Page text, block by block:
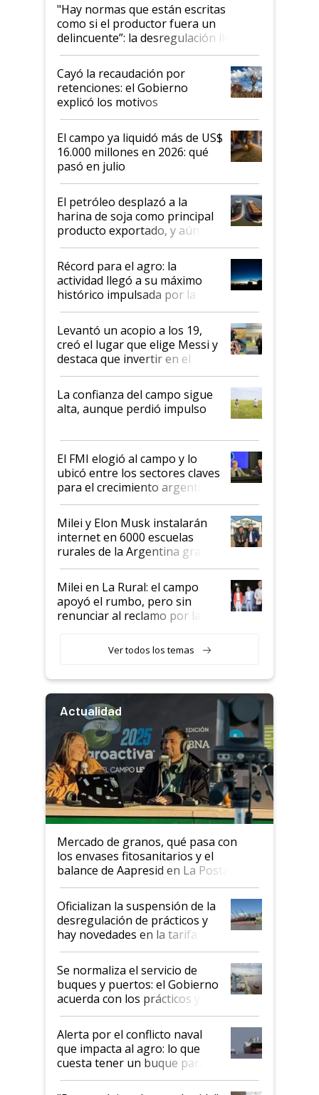
"Hay normas que están escritas
como si el productor fuera un
delincuente”: la desregulación llegó
al Congreso Aapresid y hasta se
habló del financiamiento al IPCVA
Cayó la recaudación por
retenciones: el Gobierno
explicó los motivos
El campo ya liquidó más de US$
16.000 millones en 2026: qué
pasó en julio
El petróleo desplazó a la
harina de soja como principal
producto exportado, y aún así
el agro aportó casi seis de cada
diez dólares y sostuvo el
liderazgo en un semestre
récord
Récord para el agro: la
actividad llegó a su máximo
histórico impulsada por la
cosecha y las exportaciones
Levantó un acopio a los 19,
creó el lugar que elige Messi y
destaca que invertir en el
kirchnerismo era como "darle
plata a un hijo para droga":
Juan Félix Rossetti, el libertario
que de una dura crisis salió
de Milei
La confianza del campo sigue
alta, aunque perdió impulso
El FMI elogió al campo y lo
ubicó entre los sectores claves
para el crecimiento argentino
Milei y Elon Musk instalarán
internet en 6000 escuelas
rurales de la Argentina gracias
a un acuerdo con Starlink
Milei en La Rural: el campo
apoyó el rumbo, pero sin
renunciar al reclamo por las
Ver todos los temas
Actualidad
Mercado de granos, qué pasa con
los envases fitosanitarios y el
balance de Aapresid en La Posta
Oficializan la suspensión de la
desregulación de prácticos y
hay novedades en la tarifa de
la hidrovía
Se normaliza el servicio de
buques y puertos: el Gobierno
acuerda con los prácticos y
suspende el decreto de
desregulación
Alerta por el conflicto naval
que impacta al agro: lo que
cuesta tener un buque parado
y el peligro de que Argentina
pase a ser "país sucio"